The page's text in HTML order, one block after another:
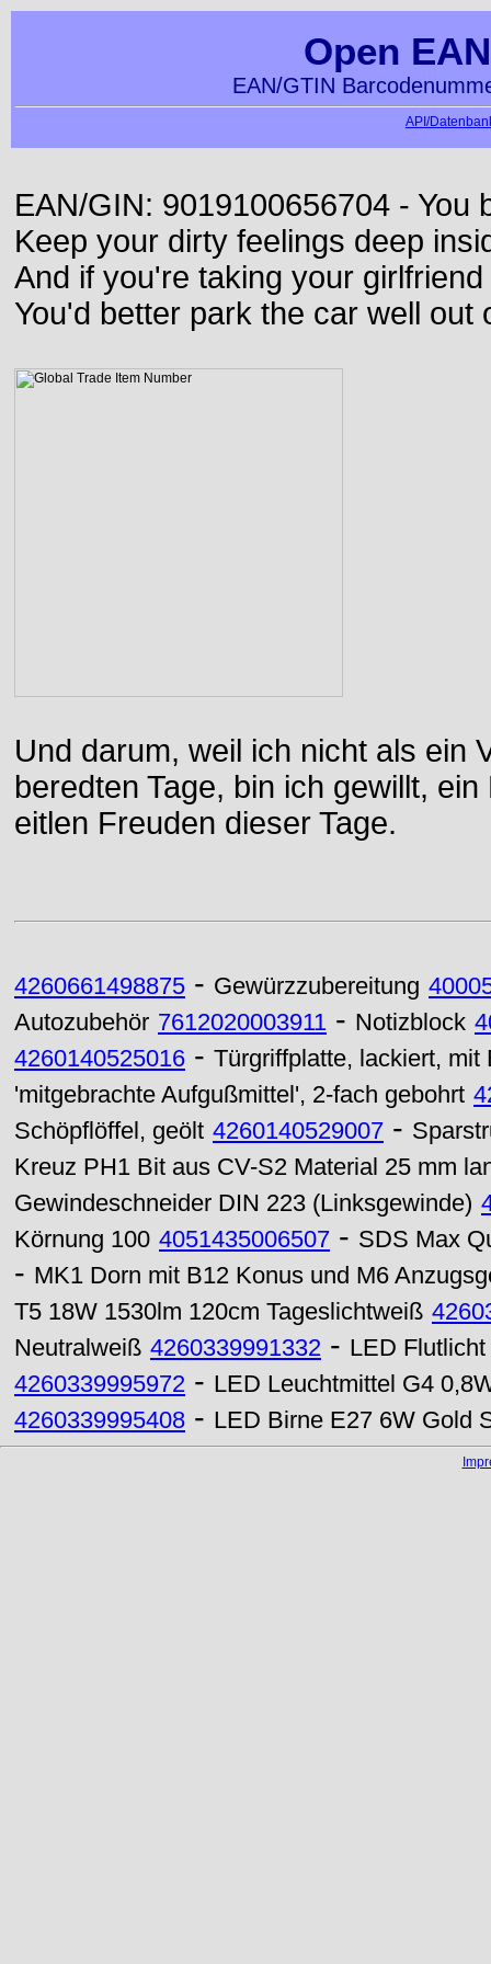
Open
EAN/GTIN
API/
EAN/GIN: 9019100656704 - You
Keep your dirty feelings deep
And if you're taking your
You'd better park the car well out
Und darum, weil ich nicht als ein
beredten Tage, bin ich gewillt,
eitlen Freuden dieser Tage.
4260661498875 - Gewürzzubereitung
Autozubehör 7612020003911 - Notizblock
4260140525016 - Türgriffplatte, lackiert, mit
'mitgebrachte Aufgußmittel', 2-fach gebohrt
Schöpflöffel, geölt 4260140529007 -
Kreuz PH1 Bit aus CV-S2 Material 25 mm
Gewindeschneider DIN 223 (Linksgewinde)
Körnung 100 4051435006507 - SDS Max
- MK1 Dorn mit B12 Konus und M6
T5 18W 1530lm 120cm Tageslichtweiß
Neutralweiß 4260339991332 - LED
4260339995972 - LED Leuchtmittel G4
4260339995408 - LED Birne E27 6W Gold